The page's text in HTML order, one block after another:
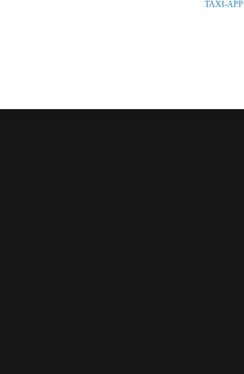
TAXI-APP